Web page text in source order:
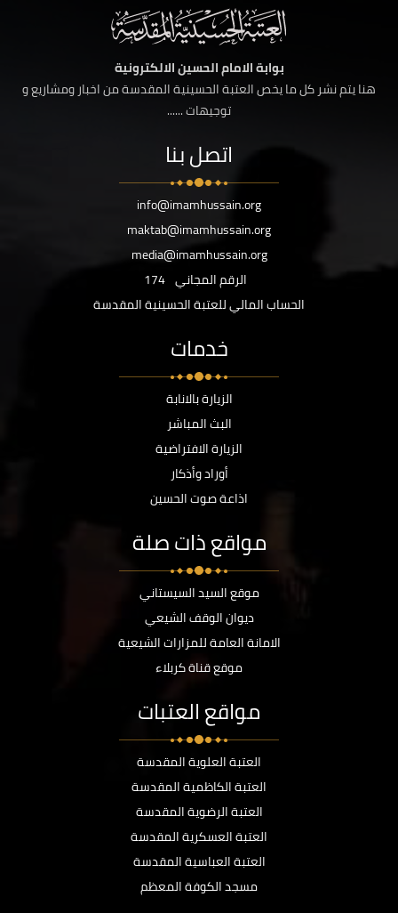
بوابة الامام الحسين الالكترونية
هنا يتم نشر كل ما يخص العتبة الحسينية المقدسة من اخبار ومشاريع و
توجيهات ......
اتصل بنا
info@imamhussain.org
maktab@imamhussain.org
media@imamhussain.org
الرقم المجاني 174
الحساب المالي للعتبة الحسينية المقدسة
خدمات
الزيارة بالانابة
البث المباشر
الزيارة الافتراضية
أوراد وأذكار
اذاعة صوت الحسين
مواقع ذات صلة
موقع السيد السيستاني
ديوان الوقف الشيعي
الامانة العامة للمزارات الشيعية
موقع قناة كربلاء
مواقع العتبات
العتبة العلوية المقدسة
العتبة الكاظمية المقدسة
العتبة الرضوية المقدسة
العتبة العسكرية المقدسة
العتبة العباسية المقدسة
مسجد الكوفة المعظم